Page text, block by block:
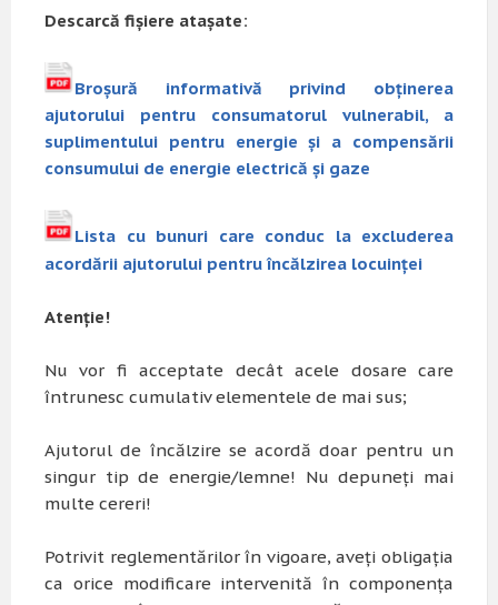
Descarcă fișiere atașate:
Broșură informativă privind obținerea
ajutorului pentru consumatorul vulnerabil, a
suplimentului pentru energie și a compensării
consumului de energie electrică și gaze
Lista cu bunuri care conduc la excluderea
acordării ajutorului pentru încălzirea locuinței
Atenție!
Nu vor fi acceptate decât acele dosare care
întrunesc cumulativ elementele de mai sus;
Ajutorul de încălzire se acordă doar pentru un
singur tip de energie/lemne! Nu depuneți mai
multe cereri!
Potrivit reglementărilor în vigoare, aveţi obligaţia
ca orice modificare intervenită în componenţa